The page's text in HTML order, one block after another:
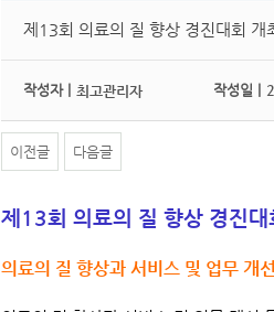
제13회 의료의 질 향상 경진대회 개
작성자 | 최고관리자 작성일 |
이전글 다음글
제13회 의료의 질 향상 경진대
의료의 질 향상과 서비스 및 업무 개